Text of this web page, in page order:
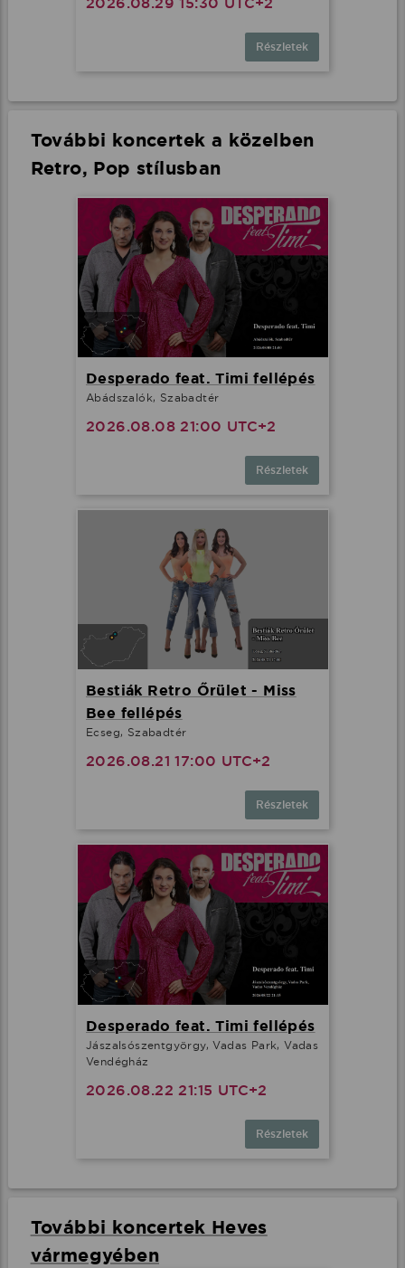
Részletek
További koncertek a közelben
Retro, Pop stílusban
Desperado feat. Timi fellépés
Abádszalók, Szabadtér
2026.08.08 21:00 UTC+2
Részletek
Bestiák Retro Őrület - Miss
Bee fellépés
Ecseg, Szabadtér
2026.08.21 17:00 UTC+2
Részletek
Desperado feat. Timi fellépés
Jászalsószentgyörgy, Vadas Park, Vadas
Vendégház
2026.08.22 21:15 UTC+2
Részletek
További koncertek Heves
vármegyében